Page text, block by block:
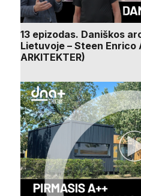
13 epizodas. Daniškos
Lietuvoje – Steen Enrico
ARKITEKTER)